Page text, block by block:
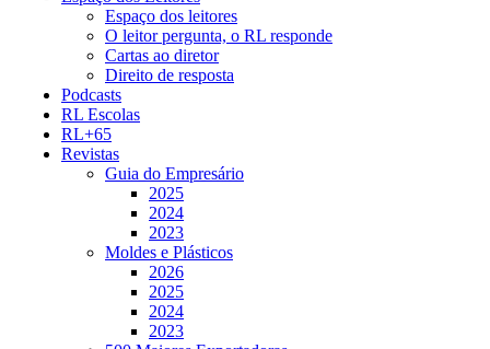
Espaço dos leitores
O leitor pergunta, o RL responde
Cartas ao diretor
Direito de resposta
Podcasts
RL Escolas
RL+65
Revistas
Guia do Empresário
2025
2024
2023
Moldes e Plásticos
2026
2025
2024
2023